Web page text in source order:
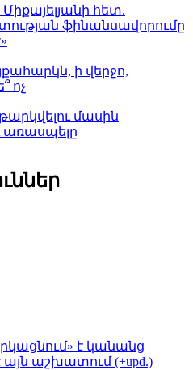
հետ.
ֆինանսավորումը
ի վերջո,
ոչ
մասին
առասպելը
է կանանց
այն աշխատում (+upd.)